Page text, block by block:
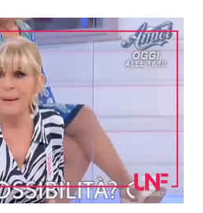
News dal mondo
Cucina e Ricette
Consigli di Cucina